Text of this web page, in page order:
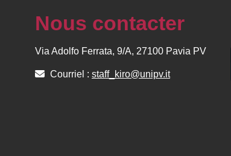
Nous contacter
Via Adolfo Ferrata, 9/A, 27100 Pavia PV
Courriel : staff_kiro@unipv.it